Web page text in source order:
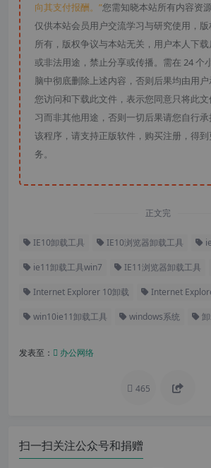
向其支付报酬。”您需知晓本站所有内容资
仅供本站会员用户交流学习与研究使用，
所有，版权争议与本站无关，用户本人下
或非法用途，禁止分享或传播。需在 24 个
脑中彻底删除上述内容，否则后果均由用
您访问和下载此文件，表示您同意只将此
习而非其他用途，否则一切后果请您自行
该程序，请支持正版软件，购买注册，得
务。
正文完
IE10卸载工具 IE10浏览器卸载工具
ie11卸载工具win7 IE11浏览器卸载工具
Internet Explorer 10卸载 Internet
win10ie11卸载工具 windows系统
发表至： 办公网络
465
扫一扫关注公众号和捐赠